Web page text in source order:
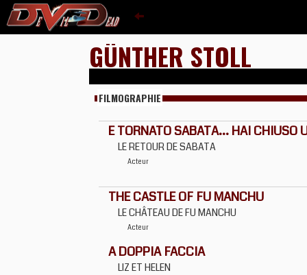
GÜNTHER STOLL
FILMOGRAPHIE
E TORNATO SABATA... HAI CHIUSO
LE RETOUR DE SABATA
Acteur
THE CASTLE OF FU MANCHU
LE CHÂTEAU DE FU MANCHU
Acteur
A DOPPIA FACCIA
LIZ ET HELEN